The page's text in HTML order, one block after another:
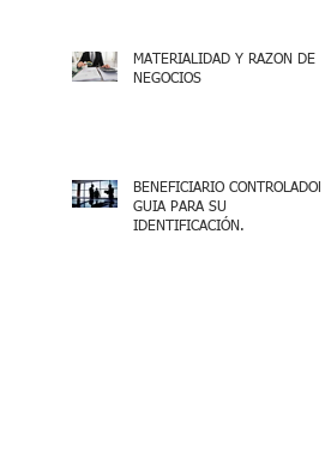
MATERIALIDAD Y RAZON DE
NEGOCIOS
BENEFICIARIO CONTROLADOR,
GUIA PARA SU
IDENTIFICACIÓN.